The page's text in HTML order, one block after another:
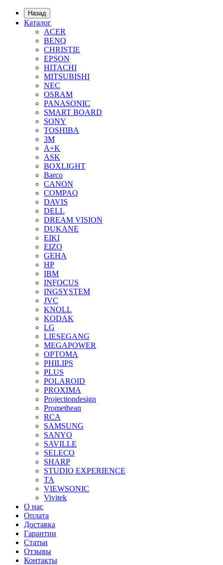
Назад
Каталог
ACER
BENQ
CHRISTIE
EPSON
HITACHI
MITSUBISHI
NEC
OSRAM
PANASONIC
SMART BOARD
SONY
TOSHIBA
3М
A+K
ASK
BOXLIGHT
Barco
CANON
COMPAQ
DAVIS
DELL
DREAM VISION
DUKANE
EIKI
EIZO
GEHA
HP
IBM
INFOCUS
INGSYSTEM
JVC
KNOLL
KODAK
LG
LIESEGANG
MEGAPOWER
OPTOMA
PHILIPS
PLUS
POLAROID
PROXIMA
Projectiondesign
Promethean
RCA
SAMSUNG
SANYO
SAVILLE
SELECO
SHARP
STUDIO EXPERIENCE
TA
VIEWSONIC
Vivitek
О нас
Оплата
Доставка
Гарантии
Статьи
Отзывы
Контакты